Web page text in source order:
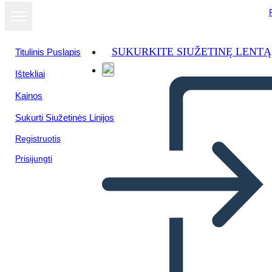
Titulinis Puslapis
Ištekliai
Kainos
Sukurti Siužetinės Linijos
Registruotis
Prisijungti
SUKURKITE SIUŽETINĘ LENTĄ
Žiūrėti kaip
skaidrių